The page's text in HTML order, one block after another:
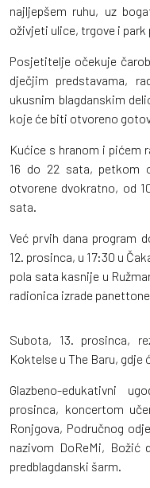
najljepšem ruhu, uz
oživjeti ulice, trgove i park
Posjetitelje očekuje
dječjim predstavama,
ukusnim blagdanskim
koje će biti otvoreno
Kućice s hranom i pićem
16 do 22 sata, petkom
otvorene dvokratno, od
sata.
Već prvih dana program
12. prosinca, u 17:30 u
pola sata kasnije u
radionica izrade
Subota, 13. prosinca,
Koktelse u The Baru, gdje
Glazbeno-edukativni
prosinca, koncertom
Ronjgova, Područnog
nazivom DoReMi, Božić
predblagdanski šarm.